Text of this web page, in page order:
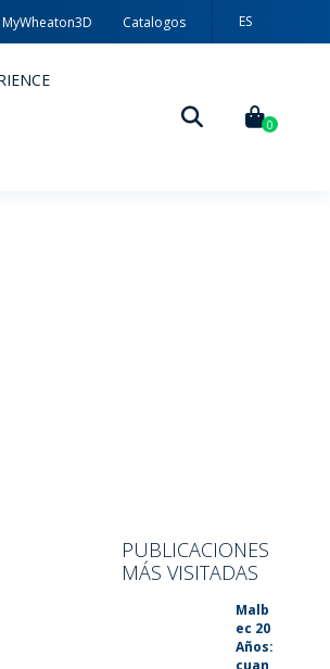
MyWheaton3D Catalogos
ES
0
PUBLICACIONES
MÁS VISITADAS
Malb
ec 20
Años:
cuan